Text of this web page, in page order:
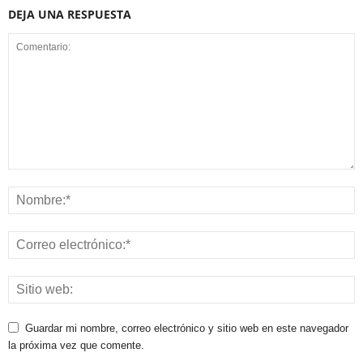
DEJA UNA RESPUESTA
Guardar mi nombre, correo electrónico y sitio web en este navegador
la próxima vez que comente.